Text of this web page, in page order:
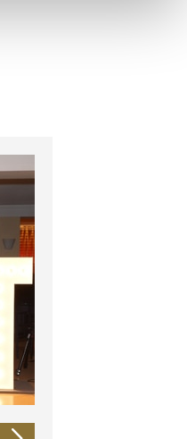
anbieten zu können
diese Informationen
Ihrer Nutzung